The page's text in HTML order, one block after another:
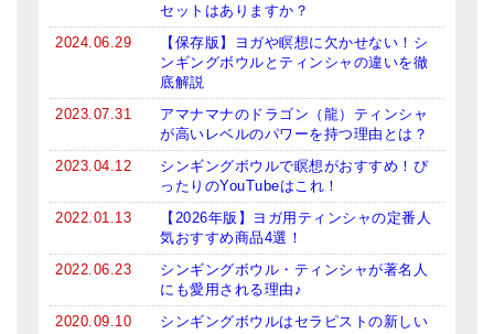
セットはありますか？
2024.06.29
【保存版】ヨガや瞑想に欠かせない！シ
ンギングボウルとティンシャの違いを徹
底解説
2023.07.31
アマナマナのドラゴン（龍）ティンシャ
が高いレベルのパワーを持つ理由とは？
2023.04.12
シンギングボウルで瞑想がおすすめ！ぴ
ったりのYouTubeはこれ！
2022.01.13
【2026年版】ヨガ用ティンシャの定番人
気おすすめ商品4選！
2022.06.23
シンギングボウル・ティンシャが著名人
にも愛用される理由♪
2020.09.10
シンギングボウルはセラピストの新しい